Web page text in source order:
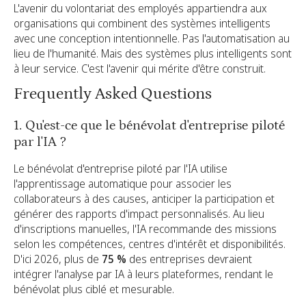
L'avenir du volontariat des employés appartiendra aux
organisations qui combinent des systèmes intelligents
avec une conception intentionnelle. Pas l'automatisation au
lieu de l'humanité. Mais des systèmes plus intelligents sont
à leur service. C'est l'avenir qui mérite d'être construit.
Frequently Asked Questions
1. Qu'est-ce que le bénévolat d'entreprise piloté
par l'IA ?
Le bénévolat d'entreprise piloté par l'IA utilise
l'apprentissage automatique pour associer les
collaborateurs à des causes, anticiper la participation et
générer des rapports d'impact personnalisés. Au lieu
d'inscriptions manuelles, l'IA recommande des missions
selon les compétences, centres d'intérêt et disponibilités.
D'ici 2026, plus de 75 % des entreprises devraient
intégrer l'analyse par IA à leurs plateformes, rendant le
bénévolat plus ciblé et mesurable.